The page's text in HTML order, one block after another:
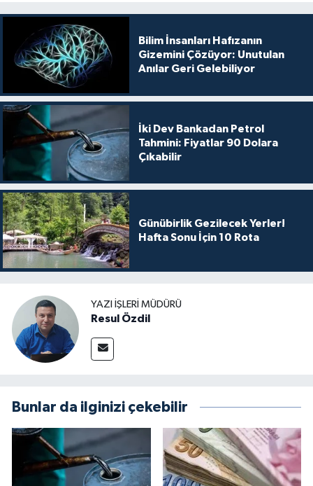
Bilim İnsanları Hafızanın
Gizemini Çözüyor: Unutulan
Anılar Geri Gelebiliyor
İki Dev Bankadan Petrol
Tahmini: Fiyatlar 90 Dolara
Çıkabilir
Günübirlik Gezilecek Yerler!
Hafta Sonu İçin 10 Rota
YAZI İŞLERI MÜDÜRÜ
Resul Özdil
Bunlar da ilginizi çekebilir